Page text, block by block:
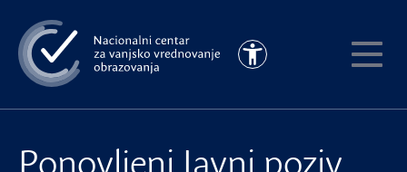
na
glavni
sadržaj
Pristupačnost
Ponovljeni Javni poziv